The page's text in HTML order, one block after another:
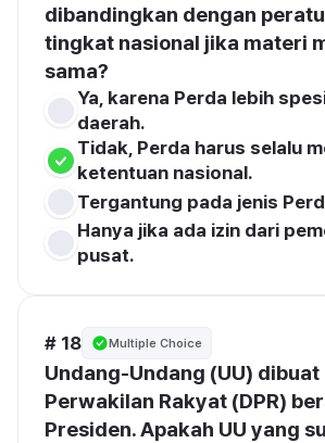
dibandingkan dengan
tingkat nasional jika materi
sama?
Ya, karena Perda lebih
daerah.
Tidak, Perda harus selalu
ketentuan nasional.
Tergantung pada jenis
Hanya jika ada izin dari
pusat.
# 18 Multiple Choice
Undang-Undang (UU) dibuat
Perwakilan Rakyat (DPR)
Presiden. Apakah UU yang